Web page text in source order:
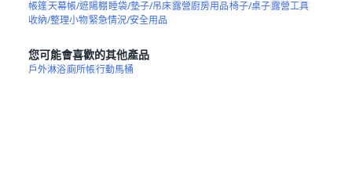
帳篷天幕帳/遮陽棚睡袋/墊子/吊床露營廚房用品椅子/桌子露營工具
收納/整理小物緊急情況/安全用品
您可能會喜歡的其他產品
戶外淋浴廁所帳行動馬桶